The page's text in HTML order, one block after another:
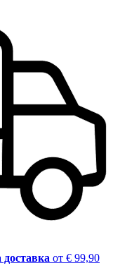
от € 99,90